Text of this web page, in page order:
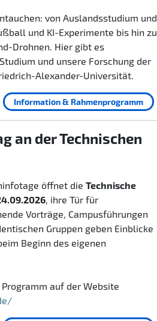
von Auslandsstudium und
und KI-Experimente bis hin zu
Drohnen. Hier gibt es
und unsere Forschung der
Alexander-Universität.
Information & Rahmenprogramm
an der Technischen
öffnet die Technische
, ihre Tür für
Vorträge, Campusführungen
Gruppen geben Einblicke
Beginn des eigenen
auf der Website